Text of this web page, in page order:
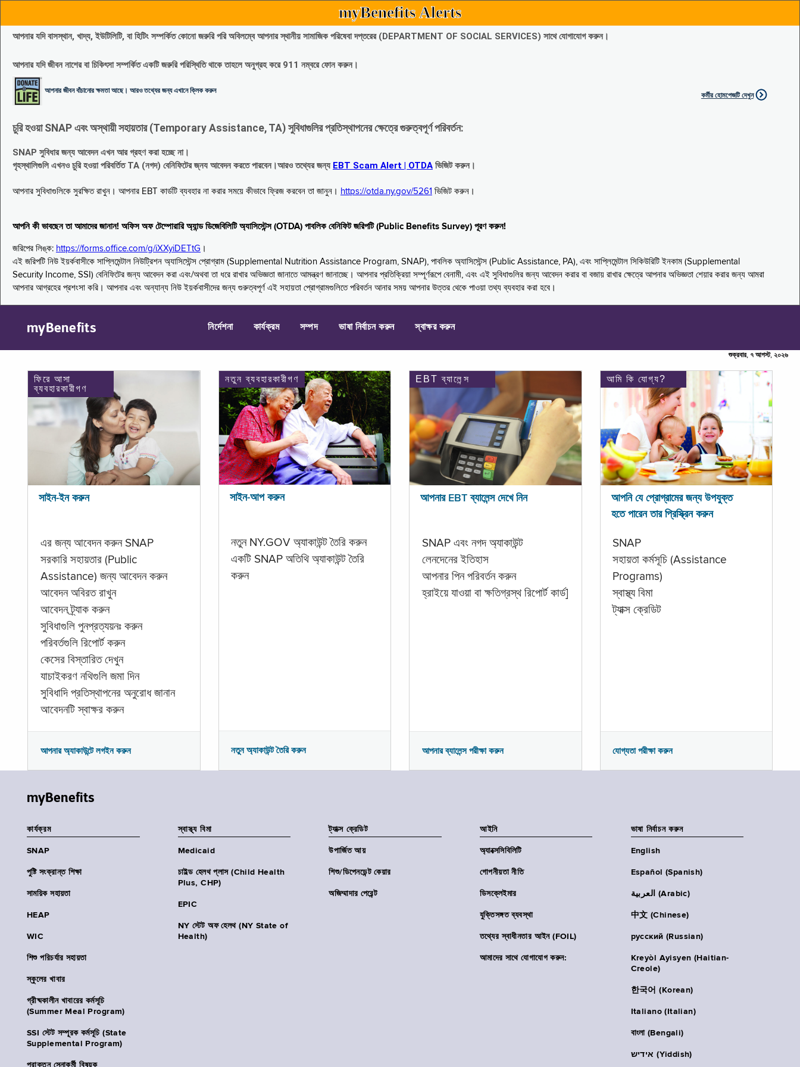
myBenefits Alerts
আপনার যদি বাসস্থান, খাদ্য, ইউটিলিটি, বা হিটিং সম্পর্কিত কোনো জরুরি পরি অবিলম্বে আপনার স্থানীয় সামাজিক পরিষেবা দপ্তরের (DEPARTMENT OF SOCIAL SERVICES) সাথে যোগাযোগ করুন।
আপনার যদি জীবন নাশের বা চিকিৎসা সম্পর্কিত একটি জরুরি পরিস্থিতি থাকে তাহলে অনুগ্রহ করে 911 নম্বরে ফোন করুন।
আপনার জীবন বাঁচানোর ক্ষমতা আছে। আরও তথ্যের জন্য এখানে ক্লিক করুন
কর্মীর হোমপেজটি দেখুন
চুরি হওয়া SNAP এবং অস্থায়ী সহায়তার (Temporary Assistance, TA) সুবিধাগুলির প্রতিস্থাপনের ক্ষেত্রে গুরুত্বপূর্ণ পরিবর্তন:
SNAP সুবিধার জন্য আবেদন এখন আর গ্রহণ করা হচ্ছে না।
গৃহস্থালিগুলি এখনও চুরি হওয়া পরিবর্তিত TA (নগদ) বেনিফিটের জ্নয আবেদন করতে পারবেন।আরও তথ্যের জন্য EBT Scam Alert | OTDA ভিজিট করুন।
আপনার সুবিধাগুলিকে সুরক্ষিত রাখুন। আপনার EBT কার্ডটি ব্যবহার না করার সময়ে কীভাবে ফ্রিজ করবেন তা জানুন। https://otda.ny.gov/5261 ভিজিট করুন।
আপনি কী ভাবছেন তা আমাদের জানান! অফিস অফ টেম্পোরারি অ্যান্ড ডিজেবিলিটি অ্যাসিস্টেন্স (OTDA) পাবলিক বেনিফিট জরিপটি (Public Benefits Survey) পূরণ করুন!
জরিপের লিঙ্ক: https://forms.office.com/g/iXXyiDETtG ।
এই জরিপটি নিউ ইয়র্কবাসীকে সাপ্লিমেন্টাল নিউট্রিশন অ্যাসিস্টেন্স প্রোগ্রাম (Supplemental Nutrition Assistance Program, SNAP), পাবলিক অ্যাসিস্টেন্স (Public Assistance, PA), এবং সাপ্লিমেন্টাল সিকিউরিটি ইনকাম (Supplemental
Security Income, SSI) বেনিফিটের জন্য আবেদন করা এবং/অথবা তা ধরে রাখার অভিজ্ঞতা জানাতে আমন্ত্রণ জানাচ্ছে। আপনার প্রতিক্রিয়া সম্পূর্ণরূপে বেনামী, এবং এই সুবিধাগুলির জন্য আবেদন করার বা বজায় রাখার ক্ষেত্রে আপনার অভিজ্ঞতা শেয়ার করার জন্য আমরা
আপনার আগ্রহের প্রশংসা করি। আপনার এবং অন্যান্য নিউ ইয়র্কবাসীদের জন্য গুরুত্বপূর্ণ এই সহায়তা প্রোগ্রামগুলিতে পরিবর্তন আনার সময় আপনার উত্তর থেকে পাওয়া তথ্য ব্যবহার করা হবে।
myBenefits নির্দেশনা কার্যক্রম সম্পদ ভাষা নির্বাচন করুন স্বাক্ষর করুন
শুক্রবার, ৭ আগস্ট, ২০২৬
ফিরে আসা
ব্যবহারকারীগণ
সাইন-ইন করুন
এর জন্য আবেদন করুন SNAP
সরকারি সহায়তার (Public
Assistance) জন্য আবেদন করুন
আবেদন অবিরত রাখুন
আবেদন ট্র্যাক করুন
সুবিধাগুলি পুনপ্রত্যয়নঃ করুন
পরিবর্তগুলি রিপোর্ট করুন
কেসের বিস্তারিত দেখুন
যাচাইকরণ নথিগুলি জমা দিন
সুবিধাদি প্রতিস্থাপনের অনুরোধ জানান
আবেদনটি স্বাক্ষর করুন
আপনার অ্যাকাউন্টে লগইন করুন
নতুন ব্যবহারকারীগণ
সাইন-আপ করুন
নতুন NY.GOV অ্যাকাউন্ট তৈরি করুন
একটি SNAP অতিথি অ্যাকাউন্ট তৈরি
করুন
নতুন অ্যাকাউন্ট তৈরি করুন
EBT ব্যালেন্স
আপনার EBT ব্যালেন্স দেখে নিন
SNAP এবং নগদ অ্যাকাউন্ট
লেনদেনের ইতিহাস
আপনার পিন পরিবর্তন করুন
হ্রাইয়ে যাওয়া বা ক্ষতিগ্রস্থ রিপোর্ট কার্ড]
আপনার ব্যালেন্স পরীক্ষা করুন
আমি কি যোগ্য?
আপনি যে প্রোগ্রামের জন্য উপযুক্ত
হতে পারেন তার প্রিস্ক্রিন করুন
SNAP
সহায়তা কর্মসূচি (Assistance
Programs)
স্বাস্থ্য বিমা
ট্যাক্স ক্রেডিট
যোগ্যতা পরীক্ষা করুন
myBenefits
কার্যক্রম
SNAP
পুষ্টি সংক্রান্ত শিক্ষা
সাময়িক সহায়তা
HEAP
WIC
শিশু পরিচর্যার সহায়তা
স্কুলের খাবার
গ্রীষ্মকালীন খাবারের কর্মসূচি
(Summer Meal Program)
SSI স্টেট সম্পূরক কর্মসূচি (State
Supplemental Program)
প্রাক্তন সেনাকর্মী বিষয়ক
স্বাস্থ্য বিমা
Medicaid
চাইল্ড হেলথ প্লাস (Child Health
Plus, CHP)
EPIC
NY স্টেট অফ হেলথ (NY State of
Health)
ট্যাক্স ক্রেডিট
উপার্জিত আয়
শিশু/ডিপেনডেন্ট কেয়ার
অজিম্মাদার পেরেন্ট
আইনি
অ্যাক্সেসিবিলিটি
গোপনীয়তা নীতি
ডিসক্লেইমার
যুক্তিসঙ্গত ব্যবস্থা
তথ্যের স্বাধীনতার আইন (FOIL)
আমাদের সাথে যোগাযোগ করুন:
ভাষা নির্বাচন করুন
English
Español (Spanish)
العربية (Arabic)
中文 (Chinese)
русский (Russian)
Kreyòl Ayisyen (Haitian-
Creole)
한국어 (Korean)
Italiano (Italian)
বাংলা (Bengali)
אידיש (Yiddish)